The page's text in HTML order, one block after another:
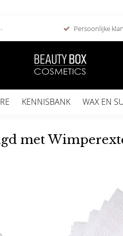
Persoonlijke
KENNISBANK WAX EN
met